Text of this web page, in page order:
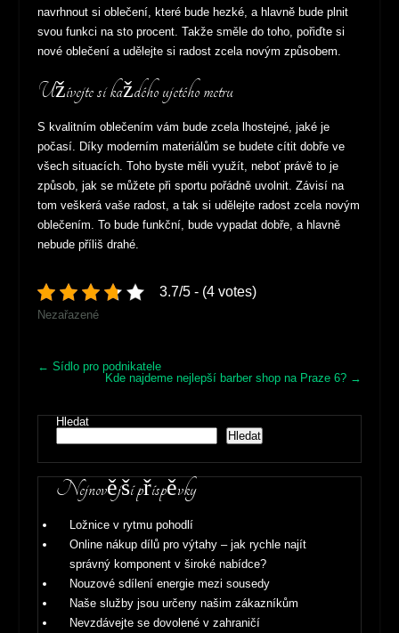
navrhnout si oblečení, které bude hezké, a hlavně bude plnit
svou funkci na sto procent. Takže směle do toho, pořiďte si
nové oblečení a udělejte si radost zcela novým způsobem.
Užívejte si každého ujetého metru
S kvalitním oblečením vám bude zcela lhostejné, jaké je
počasí. Díky moderním materiálům se budete cítit dobře ve
všech situacích. Toho byste měli využít, neboť právě to je
způsob, jak se můžete při sportu pořádně uvolnit. Závisí na
tom veškerá vaše radost, a tak si udělejte radost zcela novým
oblečením. To bude funkční, bude vypadat dobře, a hlavně
nebude příliš drahé.
3.7/5 - (4 votes)
Nezařazené
Post
← Sídlo pro podnikatele
Kde najdeme nejlepší barber shop na Praze 6? →
Hledat
Hledat
Nejnovější příspěvky
Ložnice v rytmu pohodlí
Online nákup dílů pro výtahy – jak rychle najít
správný komponent v široké nabídce?
Nouzové sdílení energie mezi sousedy
Naše služby jsou určeny našim zákazníkům
Nevzdávejte se dovolené v zahraničí